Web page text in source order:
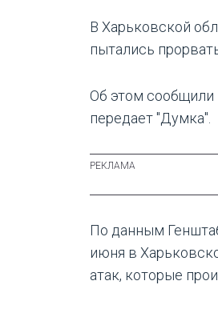
В Харьковской
пытались
Об этом сообщили
передает "Думка".
По данным
июня в
атак, которые